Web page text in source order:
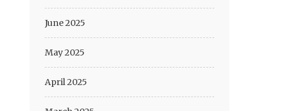
June 2025
May 2025
April 2025